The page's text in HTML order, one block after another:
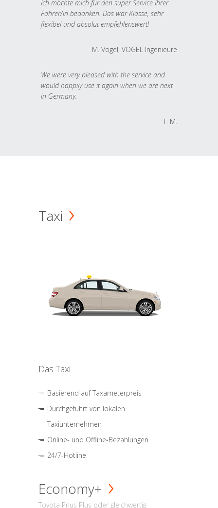
Ich möchte mich für den super Service Ihrer
Fahrer/in bedanken. Das war Klasse, sehr
flexibel und absolut empfehlenswert!
M. Vogel, VOGEL Ingenieure
We were very pleased with the service and
would happily use it again when we are next
in Germany.
T. M.
Taxi
Das Taxi
Basierend auf Taxameterpreis
Durchgeführt von lokalen
Taxiunternehmen
Online- und Offline-Bezahlungen
24/7-Hotline
Economy+
Toyota Prius Plus oder gleichwertig